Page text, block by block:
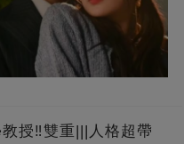
授‼️雙重|||人格超帶